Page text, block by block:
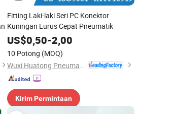
Fitting Laki-laki Seri PC Konektor
Kuningan Lurus Cepat Pneumatik
US$0,50-2,00
10 Potong (MOQ)
Kirim Permintaan